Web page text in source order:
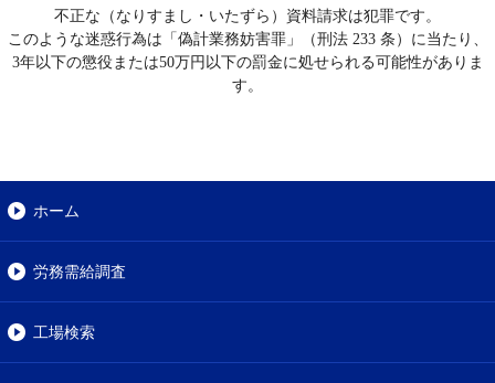
不正な（なりすまし・いたずら）資料請求は犯罪です。
このような迷惑行為は「偽計業務妨害罪」（刑法 233 条）に当たり、
3年以下の懲役または50万円以下の罰金に処せられる可能性がありま
す。
ホーム
労務需給調査
工場検索